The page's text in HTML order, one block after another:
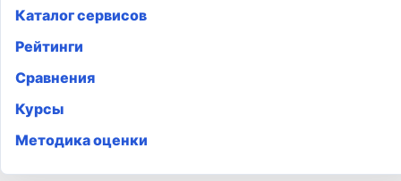
Каталог сервисов
Рейтинги
Сравнения
Курсы
Методика оценки